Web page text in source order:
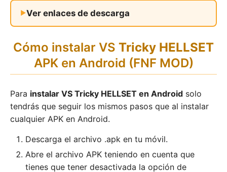
Ver enlaces de descarga
Cómo instalar VS Tricky HELLSET
APK en Android (FNF MOD)
Para instalar VS Tricky HELLSET en Android solo
tendrás que seguir los mismos pasos que al instalar
cualquier APK en Android.
Descarga el archivo .apk en tu móvil.
Abre el archivo APK teniendo en cuenta que
tienes que tener desactivada la opción de